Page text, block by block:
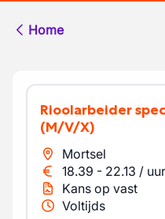
Home
Rioolarbeider
(M/V/X)
Mortsel
18.39 - 22.13 / uur
Kans op vast
Voltijds